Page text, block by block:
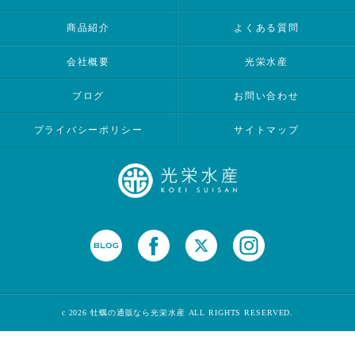
商品紹介 よくある質問
会社概要 光栄水産
ブログ お問い合わせ
プライバシーポリシー サイトマップ
c 2026 牡蠣の通販なら光栄水産 ALL RIGHTS RESERVED.